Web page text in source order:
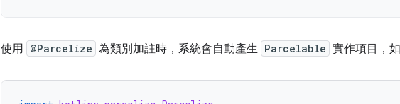
使用 @Parcelize 為類別加註時，系統會自動產生 Parcelable 實作項目，